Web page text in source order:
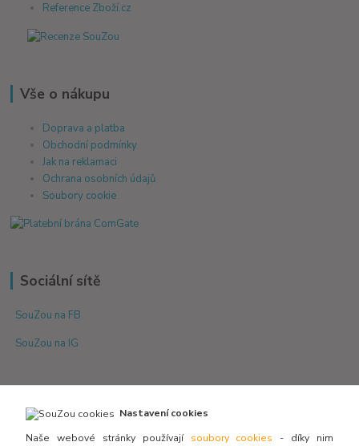
Reference Zboží.cz
Vše o nákupu
Doprava a platba
Obchodní podmínky
Jak na reklamaci
Ochrana osobních údajů
Soubory cookie
Sociální sítě
SouZou na FB
SouZou na IG
Nastavení cookies
Naše webové stránky používají soubory cookies - díky nim